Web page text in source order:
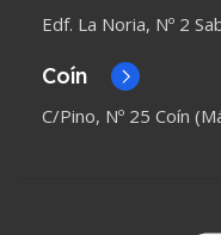
Edf. La Noria, Nº 2
Coín
C/Pino, Nº 25 Coín